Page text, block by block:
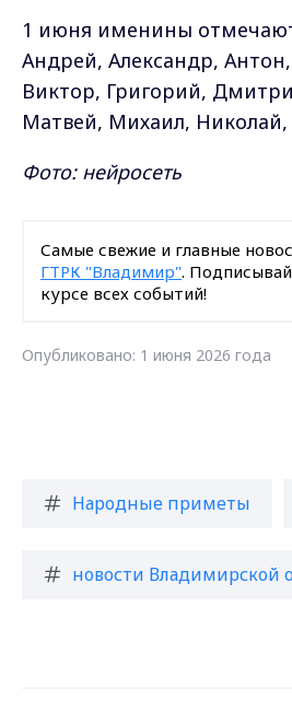
1 июня именины
Андрей, Александр,
Виктор, Григорий,
Матвей, Михаил, Николай,
Фото: нейросеть
Самые свежие и главные
ГТРК "Владимир".
курсе всех событий!
Опубликовано: 1 июня 2026 года
Народные приметы
новости Владимирской